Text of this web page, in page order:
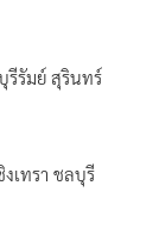
รีรัมย์ สุรินทร์
เทรา ชลบุรี